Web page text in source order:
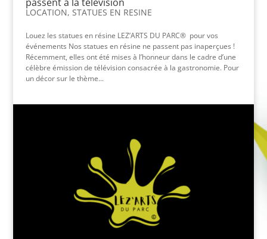
LOCATION, STATUES EN RESINE
Louez les statues en résine LEZ’ARTS DU PARC® pour vos
événements Nos statues en résine ne passent pas inaperçues !
Récemment, elles ont été mises à l’honneur dans le cadre d’une
célèbre émission de télévision consacrée à la gastronomie. Pour
un décor sur le thème...